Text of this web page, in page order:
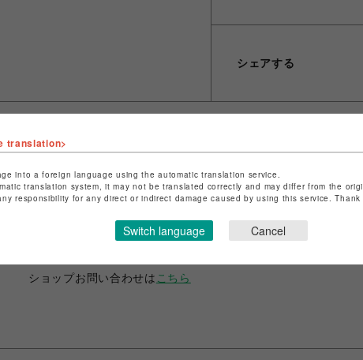
シェアする
ショップ名
ANIME-Q
POP-UP SHOP
ショップお問い合わせは こちら
translation>
into a foreign language using the automatic translation service.
translation system, it may not be translated correctly and may differ from the
responsibility for any direct or indirect damage caused by using this service.
Switch language Cancel